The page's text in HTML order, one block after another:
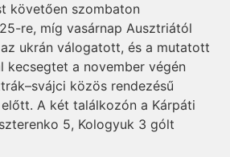
követően szombaton
re, míg vasárnap Ausztriától
ukrán válogatott, és a mutatott
kecsegtet a november végén
közös rendezésű
A két találkozón a Kárpáti
5, Kologyuk 3 gólt